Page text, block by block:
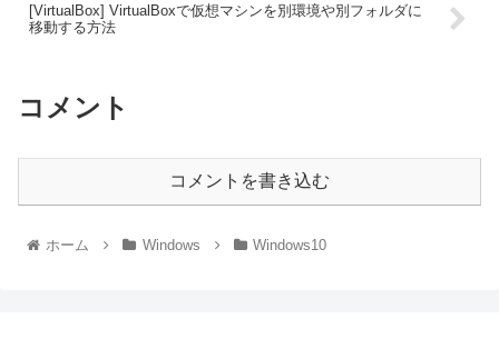
[VirtualBox] VirtualBoxで仮想マシンを別環境や別フォルダに
移動する方法
コメント
コメントを書き込む
ホーム Windows Windows10